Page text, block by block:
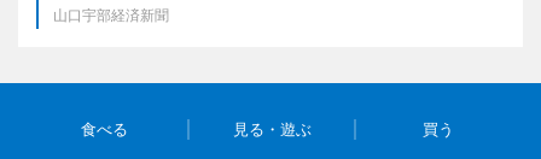
山口宇部経済新聞
食べる 見る・遊ぶ 買う